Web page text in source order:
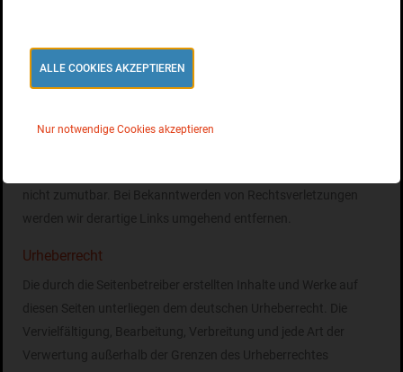
überprüft. Rechtswidrige Inhalte waren zum Zeitpunkt der
nicht zumutbar. Bei Bekanntwerden von Rechtsverletzungen
werden wir derartige Links umgehend entfernen.
Urheberrecht
Die durch die Seitenbetreiber erstellten Inhalte und Werke auf
diesen Seiten unterliegen dem deutschen Urheberrecht. Die
Vervielfältigung, Bearbeitung, Verbreitung und jede Art der
Verwertung außerhalb der Grenzen des Urheberrechtes
ALLE COOKIES AKZEPTIEREN
Nur notwendige Cookies akzeptieren